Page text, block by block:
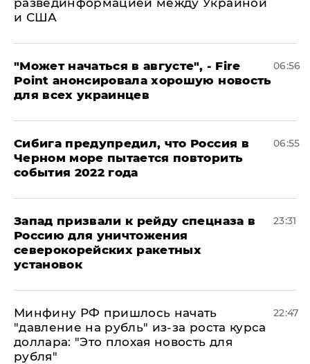
развединформацией между Украиной
и США
"Может начаться в августе", - Fire
Point анонсировала хорошую новость
для всех украинцев
06:56
Сибига предупредил, что Россия в
Черном море пытается повторить
события 2022 года
06:55
Запад призвали к рейду спецназа в
Россию для уничтожения
северокорейских ракетных
установок
23:31
Минфину РФ пришлось начать
"давление на рубль" из-за роста курса
доллара: "Это плохая новость для
рубля"
22:47